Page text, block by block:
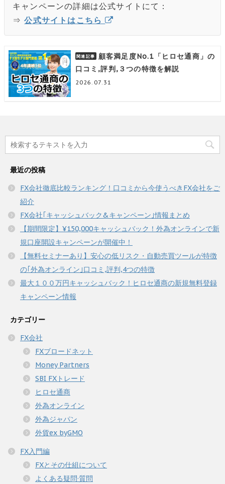
キャンペーンの詳細は公式サイトにて：
⇒公式サイトはこちら
顧客満足度No.1「ヒロセ通商」の
口コミ,評判,３つの特徴を解説
2026.07.31
最近の投稿
FX会社徹底比較ランキング！口コミから今使うべきFX会社をご
紹介
FX会社｢キャッシュバック&キャンペーン｣情報まとめ
【期間限定】¥150,000キャッシュバック！外為オンラインで新
規口座開設キャンペーンが開催中！
【無料セミナーあり】安心の低リスク・自動売買ツールが特徴
の｢外為オンライン｣口コミ,評判,4つの特徴
最大１００万円キャッシュバック！ヒロセ通商の新規無料登録
キャンペーン情報
カテゴリー
FX会社
FXブロードネット
Money Partners
SBI FXトレード
ヒロセ通商
外為オンライン
外為ジャパン
外貨ex byGMO
FX入門編
FXとその仕組について
よくある疑問·質問